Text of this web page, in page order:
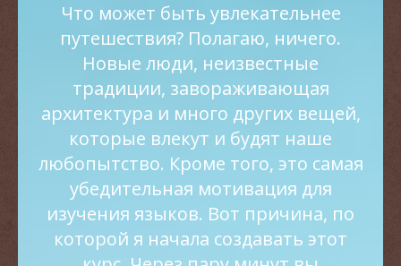
Что может быть увлекательнее
путешествия? Полагаю, ничего.
Новые люди, неизвестные
традиции, завораживающая
архитектура и много других вещей,
которые влекут и будят наше
любопытство. Кроме того, это самая
убедительная мотивация для
изучения языков. Вот причина, по
которой я начала создавать этот